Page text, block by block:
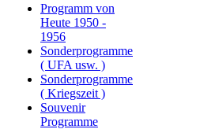
Programm von
Heute 1950 -
1956
Sonderprogramme
( UFA usw. )
Sonderprogramme
( Kriegszeit )
Souvenir
Programme